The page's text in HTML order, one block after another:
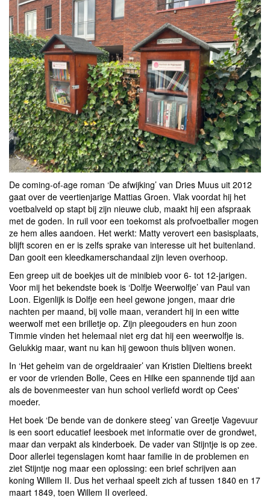
De coming-of-age roman ‘De afwijking’ van Dries Muus uit 2012
gaat over de veertienjarige Mattias Groen. Vlak voordat hij het
voetbalveld op stapt bij zijn nieuwe club, maakt hij een afspraak
met de goden. In ruil voor een toekomst als profvoetballer mogen
ze hem alles aandoen. Het werkt: Matty verovert een basisplaats,
blijft scoren en er is zelfs sprake van interesse uit het buitenland.
Dan gooit een kleedkamerschandaal zijn leven overhoop.
Een greep uit de boekjes uit de minibieb voor 6- tot 12-jarigen.
Voor mij het bekendste boek is ‘Dolfje Weerwolfje’ van Paul van
Loon. Eigenlijk is Dolfje een heel gewone jongen, maar drie
nachten per maand, bij volle maan, verandert hij in een witte
weerwolf met een brilletje op. Zijn pleegouders en hun zoon
Timmie vinden het helemaal niet erg dat hij een weerwolfje is.
Gelukkig maar, want nu kan hij gewoon thuis blijven wonen.
In ‘Het geheim van de orgeldraaier’ van Kristien Dieltiens breekt
er voor de vrienden Bolle, Cees en Hilke een spannende tijd aan
als de bovenmeester van hun school verliefd wordt op Cees'
moeder.
Het boek ‘De bende van de donkere steeg’ van Greetje Vagevuur
is een soort educatief leesboek met informatie over de grondwet,
maar dan verpakt als kinderboek. De vader van Stijntje is op zee.
Door allerlei tegenslagen komt haar familie in de problemen en
ziet Stijntje nog maar een oplossing: een brief schrijven aan
koning Willem II. Dus het verhaal speelt zich af tussen 1840 en 17
maart 1849, toen Willem II overleed.